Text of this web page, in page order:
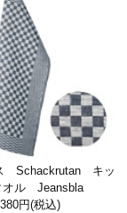
Schackrutan キッ
オル Jeansbla
円(税込)